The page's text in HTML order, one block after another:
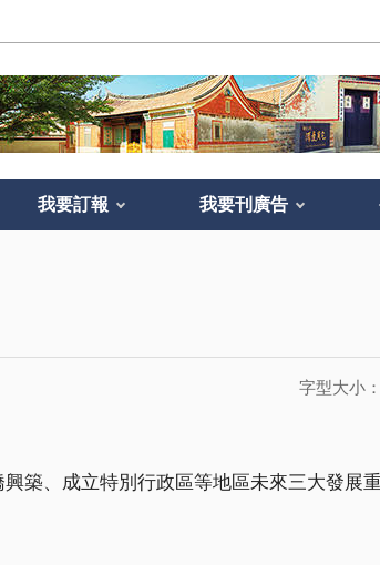
我要訂報 我要刊廣告
字型大小：
築、成立特別行政區等地區未來三大發展